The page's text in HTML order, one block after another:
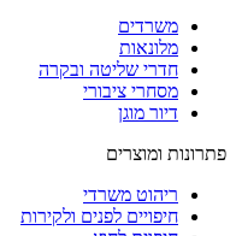
שליטה ובקרה
ציבורי
מוגן
משרדי
לפנים ולקירות